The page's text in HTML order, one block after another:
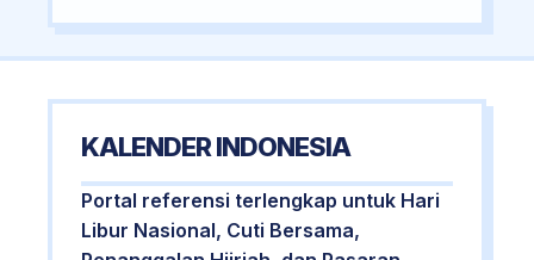
KALENDER INDONESIA
Portal referensi terlengkap untuk Hari
Libur Nasional, Cuti Bersama,